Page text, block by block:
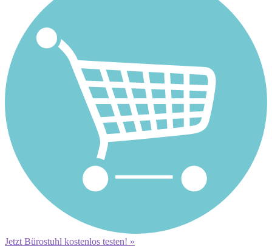
Jetzt Bürostuhl kostenlos testen! »